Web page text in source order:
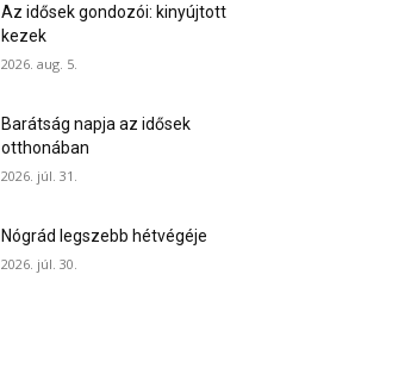
Az idősek gondozói: kinyújtott
kezek
2026. aug. 5.
Barátság napja az idősek
otthonában
2026. júl. 31.
Nógrád legszebb hétvégéje
2026. júl. 30.